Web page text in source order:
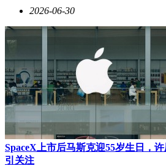
2026-06-30
SpaceX上市后马斯克迎55岁生日，
引关注